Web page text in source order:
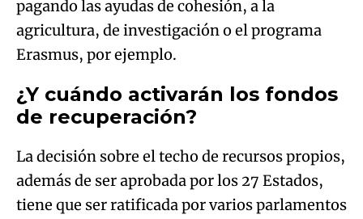
pagando las ayudas de cohesión, a la
agricultura, de investigación o el programa
Erasmus, por ejemplo.
¿Y cuándo activarán los fondos
de recuperación?
La decisión sobre el techo de recursos propios,
además de ser aprobada por los 27 Estados,
tiene que ser ratificada por varios parlamentos